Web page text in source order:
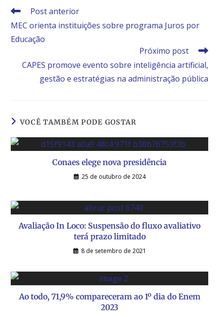
Post anterior
MEC orienta instituições sobre programa Juros por
Educação
Próximo post
CAPES promove evento sobre inteligência artificial,
gestão e estratégias na administração pública
VOCÊ TAMBÉM PODE GOSTAR
Conaes elege nova presidência
25 de outubro de 2024
Avaliação In Loco: Suspensão do fluxo avaliativo
terá prazo limitado
8 de setembro de 2021
Ao todo, 71,9% compareceram ao 1º dia do Enem
2023